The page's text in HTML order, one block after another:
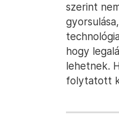
szerint
hogy
lehetnek.
folytatott